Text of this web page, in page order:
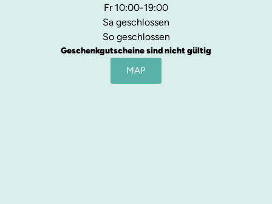
Fr 10:00-19:00
Sa geschlossen
So geschlossen
Geschenkgutscheine sind nicht gültig
MAP